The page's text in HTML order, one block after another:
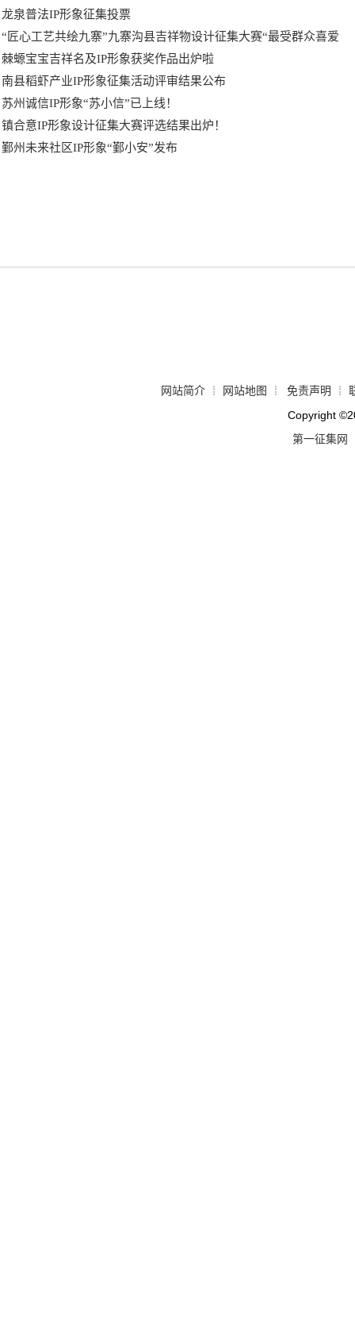
龙泉普法IP形象征集投票
“匠心工艺共绘九寨”九寨沟县吉祥物设计征集大赛“最受群众喜爱
棘螈宝宝吉祥名及IP形象获奖作品出炉啦
南县稻虾产业IP形象征集活动评审结果公布
苏州诚信IP形象“苏小信”已上线！
镇合意IP形象设计征集大赛评选结果出炉！
鄞州未来社区IP形象“鄞小安”发布
网站简介 ┊ 网站地图 ┊ 免责声明 ┊
Copyright ©
第一征集网